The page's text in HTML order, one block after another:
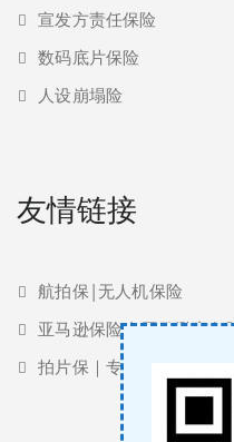
宣发方责任保险
数码底片保险
人设崩塌险
友情链接
航拍保|无人机保险
亚马逊保险 | 亚马逊责任
拍片保｜专业影视保险服